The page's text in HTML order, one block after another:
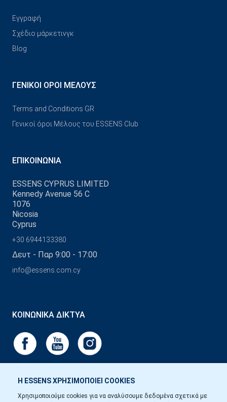
Η ESSENS ΧΡΗΣΙΜΟΠΟΙΕΙ COOKIES
Χρησιμοποιούμε cookies για να αναλύσουμε δεδομένα σχετικά με
Εγγραφή
Σχέδιο μάρκετινγκ
Blog
ΓΕΝΙΚΟΊ ΌΡΟΙ ΜΈΛΟΥΣ
Terms and Conditions GR
Γενικοί όροι Μέλους του ESSENS Club
ΕΠΙΚΟΙΝΩΝΊΑ
ESSENS CYPRUS LIMITED
Kennedy Avenue 56 C
1076
Nicosia
Cyprus
+30 6944133380
Δευτ - Παρ 9:00 - 17:00
info@essens.com.cy
ΚΟΙΝΩΝΙΚΆ ΔΊΚΤΥΑ